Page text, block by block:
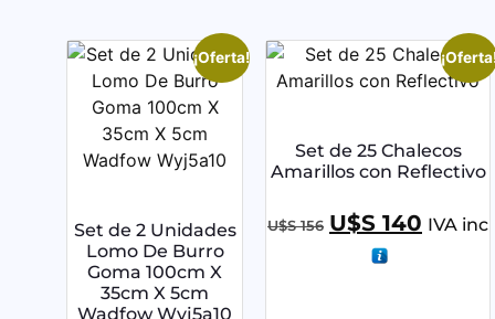
¡Oferta!
Set de 2 Unidades
Lomo De Burro
Goma 100cm X
35cm X 5cm
Wadfow Wyj5a10
Set de 25 Chalecos
Amarillos con Reflectivo
U$S156 U$S 140 IVA inc